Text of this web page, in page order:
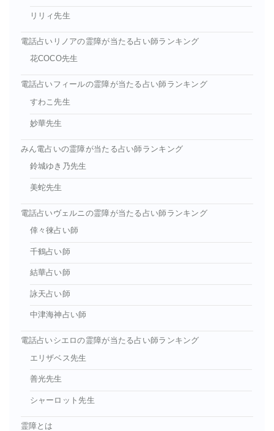
リリィ先生
電話占いリノアの霊障が当たる占い師ランキング
花COCO先生
電話占いフィールの霊障が当たる占い師ランキング
すわこ先生
妙華先生
みん電占いの霊障が当たる占い師ランキング
鈴城ゆき乃先生
美蛇先生
電話占いヴェルニの霊障が当たる占い師ランキング
倖々徠占い師
千鶴占い師
結華占い師
詠天占い師
中津海神占い師
電話占いシエロの霊障が当たる占い師ランキング
エリザベス先生
善光先生
シャーロット先生
霊障とは